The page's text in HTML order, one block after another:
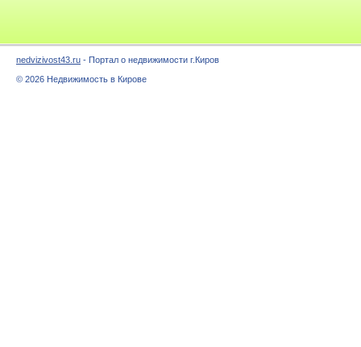
nedvizivost43.ru - Портал о недвижимости г.Киров
© 2026 Недвижимость в Кирове